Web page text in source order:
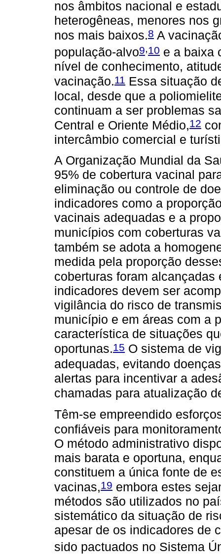
nos âmbitos nacional e
heterogêneas, menores nos
nos mais baixos.8 A
população-alvo9,10 e a baixa
nível de conhecimento,
vacinação.11 Essa situação
local, desde que a
continuam a ser problemas
Central e Oriente Médio,12
intercâmbio comercial e
A Organização Mundial da
95% de cobertura vacinal
eliminação ou controle de
indicadores como a
vacinais adequadas e a
municípios com coberturas
também se adota a
medida pela proporção
coberturas foram alcançadas
indicadores devem ser
vigilância do risco de
município e em áreas com a
característica de situações
oportunas.15 O sistema de
adequadas, evitando
alertas para incentivar a
chamadas para atualização
Têm-se empreendido
confiáveis para
O método administrativo
mais barata e oportuna,
constituem a única fonte de
vacinas,19 embora estes
métodos são utilizados no
sistemático da situação de
apesar de os indicadores de
sido pactuados no Sistema